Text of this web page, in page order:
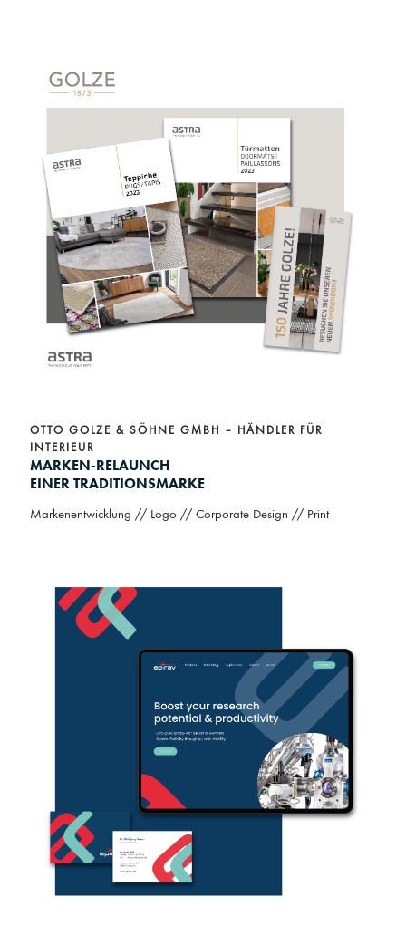
OTTO GOLZE & SÖHNE GMBH – HÄNDLER FÜR
INTERIEUR
MARKEN-RELAUNCH
EINER TRADITIONSMARKE
Markenentwicklung // Logo // Corporate Design // Print